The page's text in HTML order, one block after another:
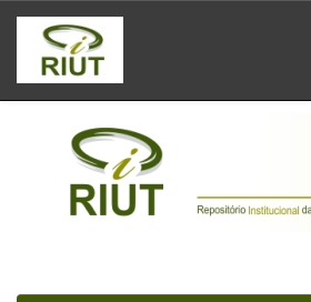
Skip
navigation